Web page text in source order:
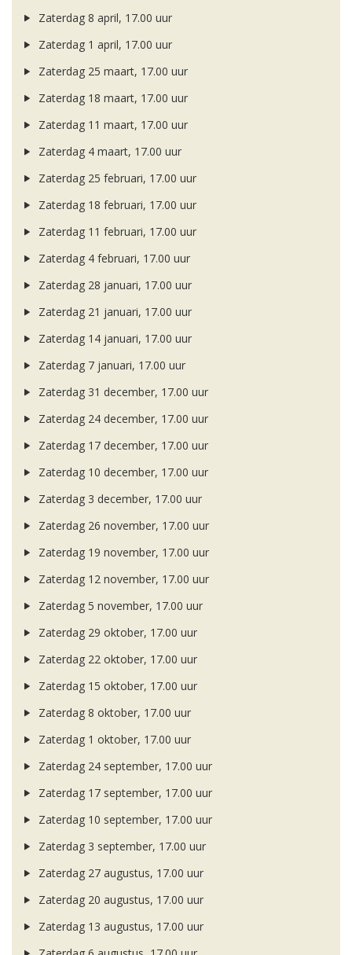
Zaterdag 8 april, 17.00 uur
Zaterdag 1 april, 17.00 uur
Zaterdag 25 maart, 17.00 uur
Zaterdag 18 maart, 17.00 uur
Zaterdag 11 maart, 17.00 uur
Zaterdag 4 maart, 17.00 uur
Zaterdag 25 februari, 17.00 uur
Zaterdag 18 februari, 17.00 uur
Zaterdag 11 februari, 17.00 uur
Zaterdag 4 februari, 17.00 uur
Zaterdag 28 januari, 17.00 uur
Zaterdag 21 januari, 17.00 uur
Zaterdag 14 januari, 17.00 uur
Zaterdag 7 januari, 17.00 uur
Zaterdag 31 december, 17.00 uur
Zaterdag 24 december, 17.00 uur
Zaterdag 17 december, 17.00 uur
Zaterdag 10 december, 17.00 uur
Zaterdag 3 december, 17.00 uur
Zaterdag 26 november, 17.00 uur
Zaterdag 19 november, 17.00 uur
Zaterdag 12 november, 17.00 uur
Zaterdag 5 november, 17.00 uur
Zaterdag 29 oktober, 17.00 uur
Zaterdag 22 oktober, 17.00 uur
Zaterdag 15 oktober, 17.00 uur
Zaterdag 8 oktober, 17.00 uur
Zaterdag 1 oktober, 17.00 uur
Zaterdag 24 september, 17.00 uur
Zaterdag 17 september, 17.00 uur
Zaterdag 10 september, 17.00 uur
Zaterdag 3 september, 17.00 uur
Zaterdag 27 augustus, 17.00 uur
Zaterdag 20 augustus, 17.00 uur
Zaterdag 13 augustus, 17.00 uur